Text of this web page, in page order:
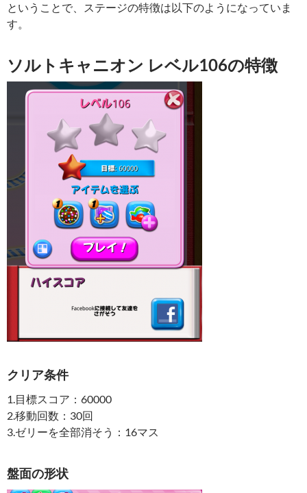
ということで、ステージの特徴は以下のようになっていま
す。
ソルトキャニオン レベル106の特徴
クリア条件
1.目標スコア：60000
2.移動回数：30回
3.ゼリーを全部消そう：16マス
盤面の形状